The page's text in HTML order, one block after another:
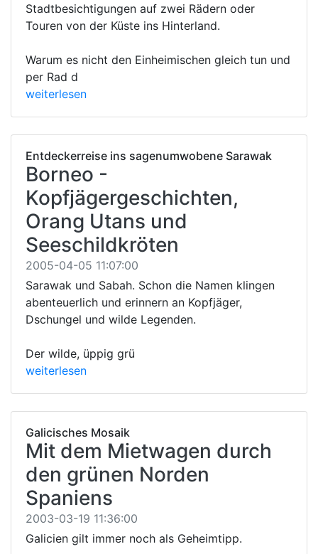
Stadtbesichtigungen auf zwei Rädern oder
Touren von der Küste ins Hinterland.
Warum es nicht den Einheimischen gleich tun und
per Rad d
weiterlesen
Entdeckerreise ins sagenumwobene Sarawak
Borneo -
Kopfjägergeschichten,
Orang Utans und
Seeschildkröten
2005-04-05 11:07:00
Sarawak und Sabah. Schon die Namen klingen
abenteuerlich und erinnern an Kopfjäger,
Dschungel und wilde Legenden.
Der wilde, üppig grü
weiterlesen
Galicisches Mosaik
Mit dem Mietwagen durch
den grünen Norden
Spaniens
2003-03-19 11:36:00
Galicien gilt immer noch als Geheimtipp.